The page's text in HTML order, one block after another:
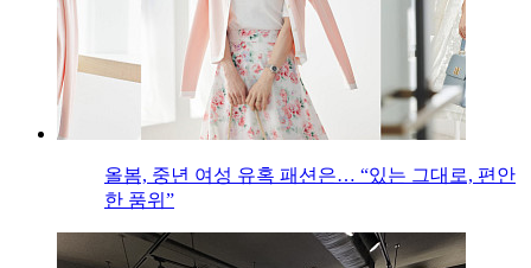
올봄, 중년 여성 유혹 패션은… “있는 그대로, 편안
한 품위”